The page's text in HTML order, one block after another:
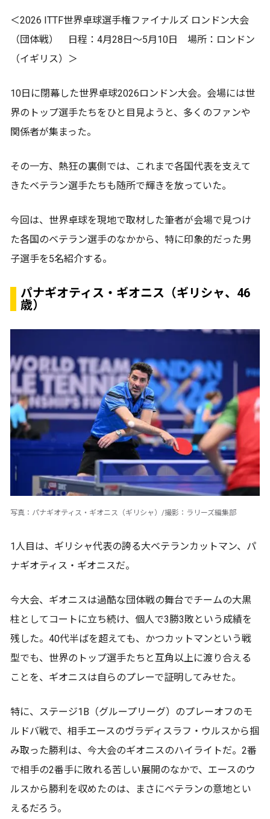
＜2026 ITTF世界卓球選手権ファイナルズ ロンドン大会
（団体戦） 日程：4月28日～5月10日 場所：ロンドン
（イギリス）＞
10日に閉幕した世界卓球2026ロンドン大会。会場には世
界のトップ選手たちをひと目見ようと、多くのファンや
関係者が集まった。
その一方、熱狂の裏側では、これまで各国代表を支えて
きたベテラン選手たちも随所で輝きを放っていた。
今回は、世界卓球を現地で取材した筆者が会場で見つけ
た各国のベテラン選手のなかから、特に印象的だった男
子選手を5名紹介する。
パナギオティス・ギオニス（ギリシャ、46
歳）
写真：パナギオティス・ギオニス（ギリシャ）/撮影：ラリーズ編集部
1人目は、ギリシャ代表の誇る大ベテランカットマン、パ
ナギオティス・ギオニスだ。
今大会、ギオニスは過酷な団体戦の舞台でチームの大黒
柱としてコートに立ち続け、個人で3勝3敗という成績を
残した。40代半ばを超えても、かつカットマンという戦
型でも、世界のトップ選手たちと互角以上に渡り合える
ことを、ギオニスは自らのプレーで証明してみせた。
特に、ステージ1B（グループリーグ）のプレーオフのモ
ルドバ戦で、相手エースのヴラディスラフ・ウルスから掴
み取った勝利は、今大会のギオニスのハイライトだ。2番
で相手の2番手に敗れる苦しい展開のなかで、エースのウ
ルスから勝利を収めたのは、まさにベテランの意地とい
えるだろう。